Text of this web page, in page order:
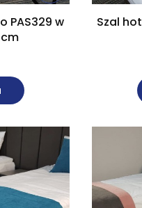
PAS329 w
Szal